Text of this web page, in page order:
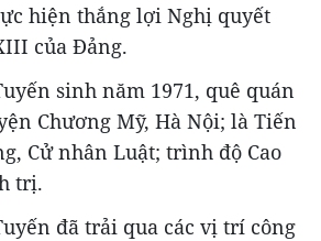
hiện thắng lợi Nghị quyết
của Đảng.
sinh năm 1971, quê quán
Chương Mỹ, Hà Nội; là Tiến
Cử nhân Luật; trình độ Cao
trị.
đã trải qua các vị trí công